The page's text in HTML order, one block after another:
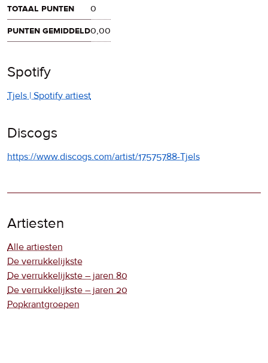
totaal punten
0
punten gemiddeld0,00
Spotify
Tjels | Spotify artiest
Discogs
https://www.discogs.com/artist/17575788-Tjels
Artiesten
Alle artiesten
De verrukkelijkste
De verrukkelijkste – jaren 80
De verrukkelijkste – jaren 20
Popkrantgroepen